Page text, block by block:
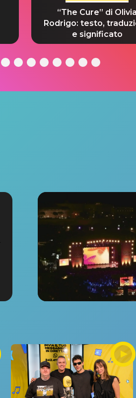
“The Cure” di Olivia
Rodrigo: testo,
e significato